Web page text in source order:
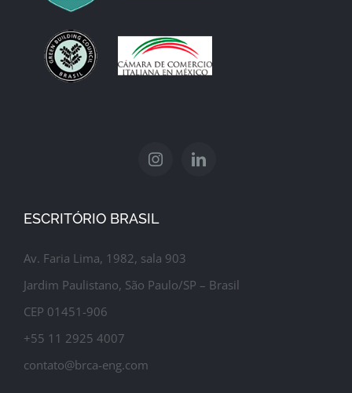
ESCRITÓRIO BRASIL
Av. Faria Lima, 1982, sala 903
Jardim Paulistano, São Paulo/SP – Brasil
CEP 01451-906
+55 11 2925 4007
contato@brca-eng.com